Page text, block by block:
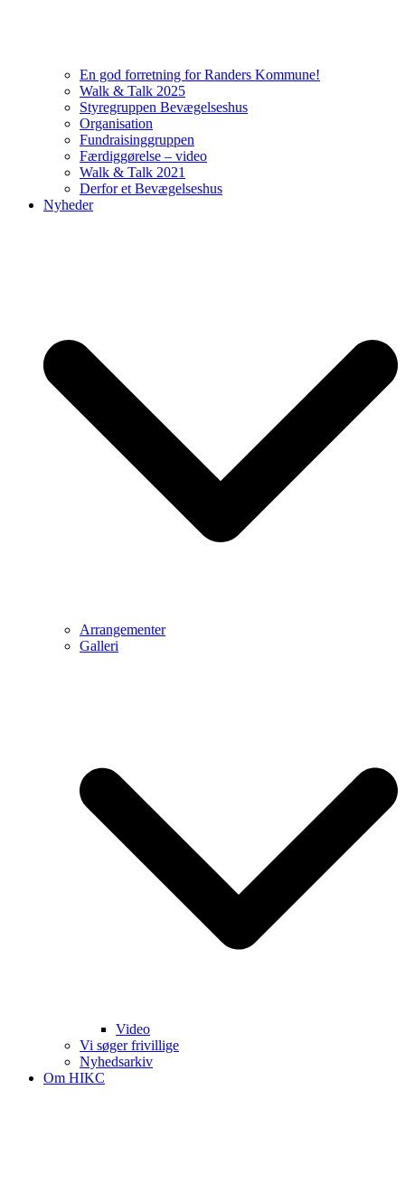
En god forretning for Randers Kommune!
Walk & Talk 2025
Styregruppen Bevægelseshus
Organisation
Fundraisinggruppen
Færdiggørelse – video
Walk & Talk 2021
Derfor et Bevægelseshus
Nyheder
Arrangementer
Galleri
Video
Vi søger frivillige
Nyhedsarkiv
Om HIKC